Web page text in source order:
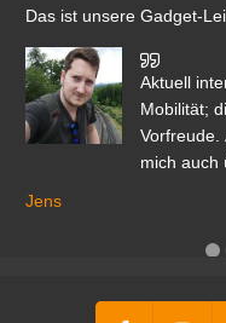
Das ist unsere Gadget-
Aktuell
Mobilität;
Vorfreude.
mich auch
Jens